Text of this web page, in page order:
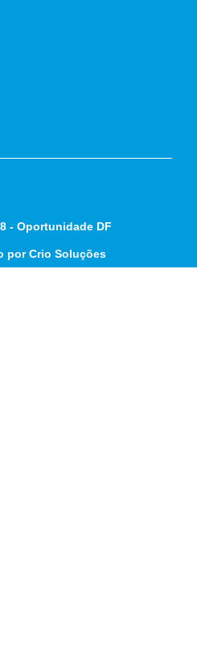
- Oportunidade DF
por Crio Soluções